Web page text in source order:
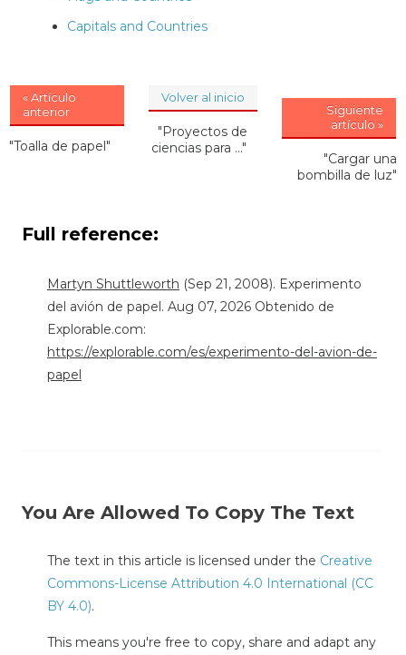
Capitals and Countries
« Artículo
anterior
"Toalla de papel"
Volver al inicio
"Proyectos de
ciencias para ..."
Siguiente
artículo »
"Cargar una
bombilla de luz"
Full reference:
Martyn Shuttleworth (Sep 21, 2008). Experimento
del avión de papel. Aug 07, 2026 Obtenido de
Explorable.com:
https://explorable.com/es/experimento-del-avion-de-
papel
You Are Allowed To Copy The Text
The text in this article is licensed under the Creative
Commons-License Attribution 4.0 International (CC
BY 4.0).
This means you're free to copy, share and adapt any